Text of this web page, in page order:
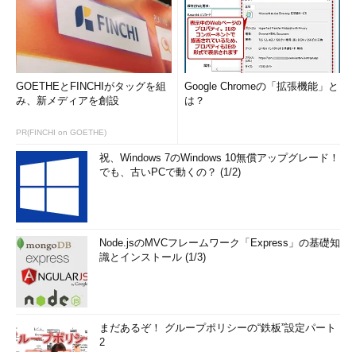
GOETHEとFINCHIがタッグを組
み、新メディアを創設
PR(FINCHI on GOETHE)
Google Chromeの「拡張機能」と
は？
祝、Windows 7のWindows 10無償アップグレード！
でも、古いPCで動くの？ (1/2)
Node.jsのMVCフレームワーク「Express」の基礎知
識とインストール (1/3)
まだあるぞ！ グループポリシーの“鉄板”設定パート
2